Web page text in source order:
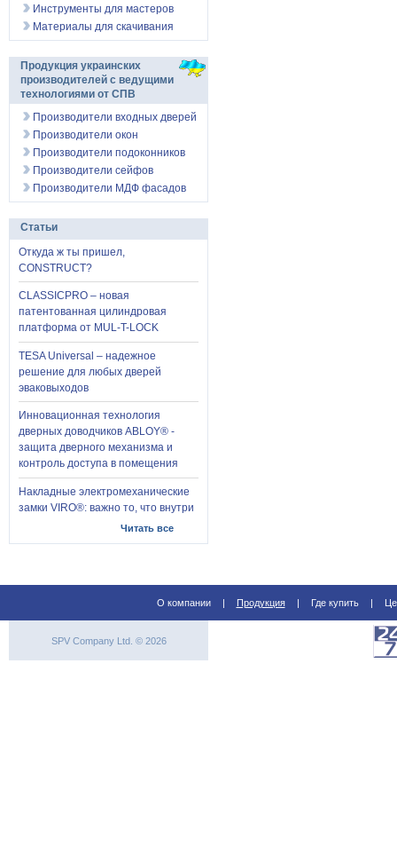
Инструменты для мастеров
Материалы для скачивания
Продукция украинских
производителей с ведущими
технологиями от СПВ
Производители входных дверей
Производители окон
Производители подоконников
Производители сейфов
Производители МДФ фасадов
Статьи
Откуда ж ты пришел,
CONSTRUCT?
CLASSICPRO – новая
патентованная цилиндровая
платформа от MUL-T-LOCK
TESA Universal – надежное
решение для любых дверей
эваковыходов
Инновационная технология
дверных доводчиков ABLOY® -
защита дверного механизма и
контроль доступа в помещения
Накладные электромеханические
замки VIRO®: важно то, что внутри
Читать все
О компании | Продукция | Где купить |
SPV Company Ltd. © 2026